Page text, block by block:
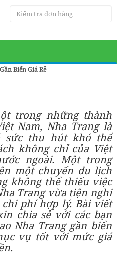
Biển Giá Rẻ
trong những thành
Nam, Nha Trang là
sức thu hút khó thể
không chỉ của Việt
ngoài. Một trong
một chuyến du lịch
không thể thiếu việc
Trang vừa tiện nghi
phí hợp lý. Bài viết
chia sẻ với các bạn
Nha Trang gần biển
vụ tốt với mức giá